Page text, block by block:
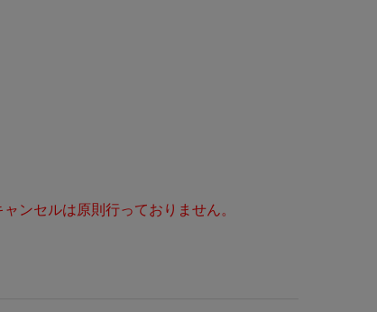
ンセルは原則行っておりません。